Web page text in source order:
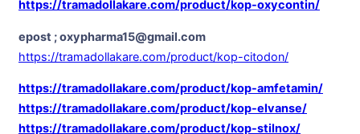
https://tramadollakare.com/product/kop-oxycontin/
epost ; oxypharma15@gmail.com
https://tramadollakare.com/product/kop-citodon/
https://tramadollakare.com/product/kop-amfetamin/
https://tramadollakare.com/product/kop-elvanse/
https://tramadollakare.com/product/kop-stilnox/